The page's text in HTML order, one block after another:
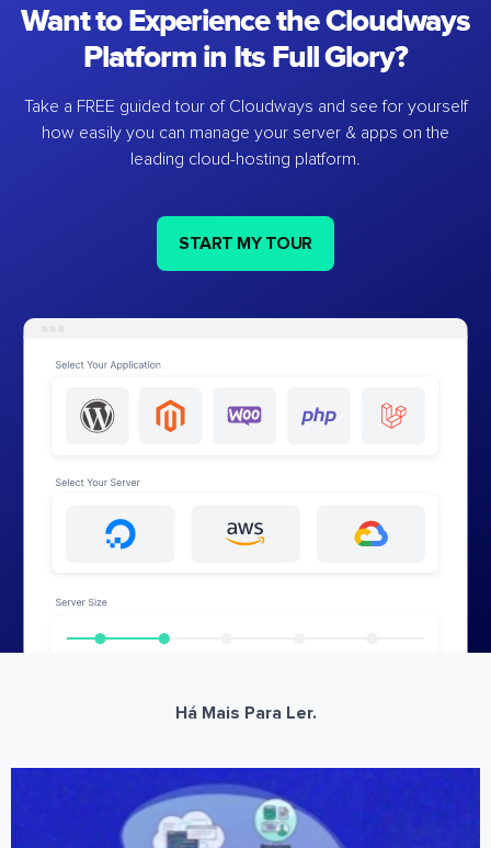
Want to Experience the Cloudways
Platform in Its Full Glory?
Take a FREE guided tour of Cloudways and see for yourself
how easily you can manage your server & apps on the
leading cloud-hosting platform.
START MY TOUR
Há Mais Para Ler.